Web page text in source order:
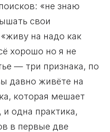
«не знаю
свои
на надо как
хорошо но я не
— три признака, по
давно живёте на
которая мешает
одна практика,
в первые две